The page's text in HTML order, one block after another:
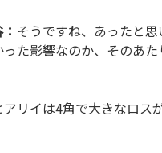
そうですね、あったと
た影響なのか、そのあ
アリイは4角で大きなロ